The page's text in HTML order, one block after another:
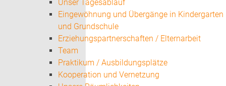
Unser Tagesablauf
Eingewöhnung und Übergänge in Kindergarten
und Grundschule
Erziehungspartnerschaften / Elternarbeit
Team
Praktikum / Ausbildungsplätze
Kooperation und Vernetzung